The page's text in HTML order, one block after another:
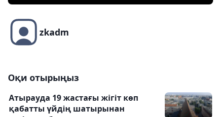
zkadm
Оқи отырыңыз
Атырауда 19 жастағы жігіт көп
қабатты үйдің шатырынан